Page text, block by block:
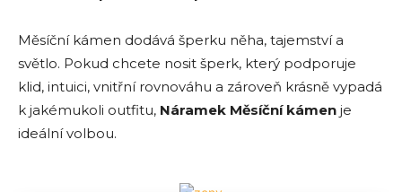
Měsíční kámen dodává šperku něha, tajemství a
světlo. Pokud chcete nosit šperk, který podporuje
klid, intuici, vnitřní rovnováhu a zároveň krásně vypadá
k jakémukoli outfitu, Náramek Měsíční kámen je
ideální volbou.